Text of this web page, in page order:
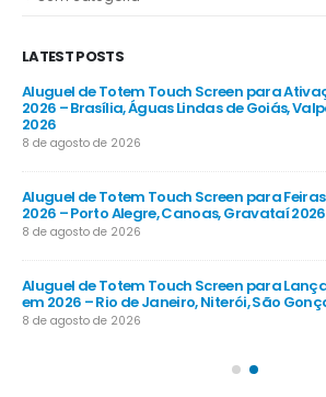
LATEST POSTS
Aluguel de Totem Touch Screen para
2026 – Brasília, Águas Lindas de Goiás,
2026
8 de agosto de 2026
Aluguel de Totem Touch Screen para
2026 – Porto Alegre, Canoas, Gravataí 2026
8 de agosto de 2026
Aluguel de Totem Touch Screen para
em 2026 – Rio de Janeiro, Niterói, São
8 de agosto de 2026